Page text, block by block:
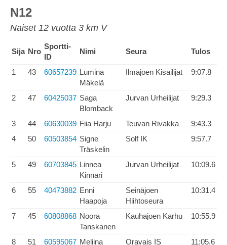
N12
Naiset 12 vuotta 3 km V
Sija Nro
Sportti-
ID
Nimi Seura Tulos
1 43 60657239 Lumina
Mäkelä
Ilmajoen Kisailijat 9:07.8
2 47 60425037 Saga
Blomback
Jurvan Urheilijat 9:29.3
3 44 60630039 Fiia Harju Teuvan Rivakka
9:43.3
4
50 60503854 Signe
Träskelin
Solf IK 9:57.7
5 49 60703845 Linnea
Kinnari
Jurvan Urheilijat 10:09.6
6 55 40473882 Enni
Haapoja
Seinäjoen
Hiihtoseura
10:31.4
7 45 60808868 Noora
Tanskanen
Kauhajoen Karhu 10:55.9
8 51 60595067 Meliina Oravais IS 11:05.6